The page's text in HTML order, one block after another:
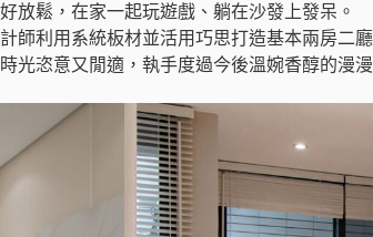
放鬆，在家一起玩遊戲、躺在沙發上發呆。
師利用系統板材並活用巧思打造基本兩房二
光恣意又閒適，執手度過今後溫婉香醇的漫